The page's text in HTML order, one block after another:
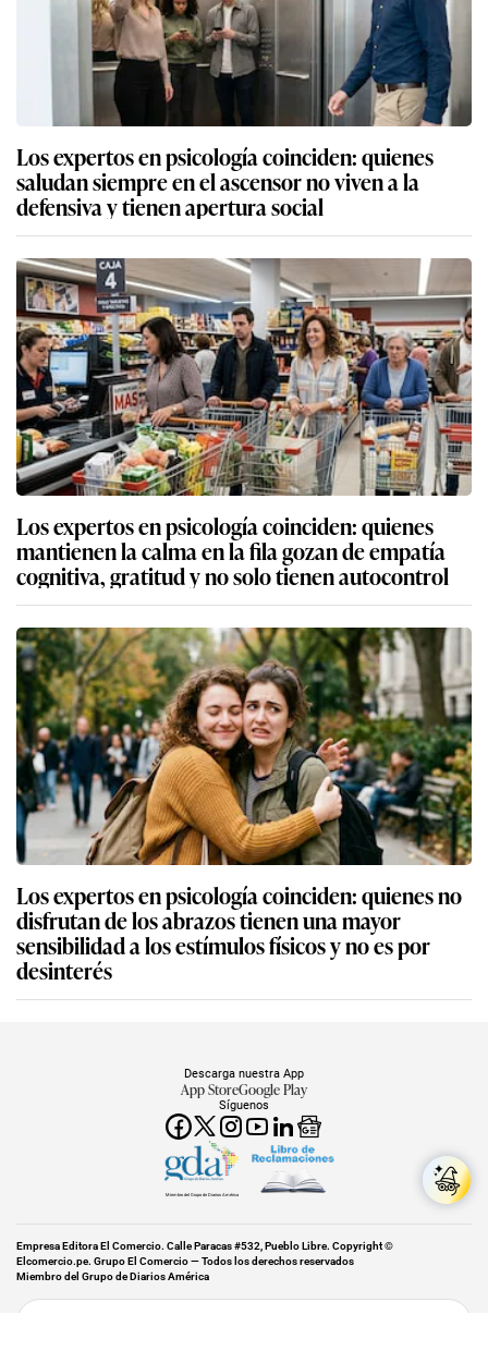
Los expertos en psicología coinciden: quienes
saludan siempre en el ascensor no viven a la
defensiva y tienen apertura social
Los expertos en psicología coinciden: quienes
mantienen la calma en la fila gozan de empatía
cognitiva, gratitud y no solo tienen autocontrol
Los expertos en psicología coinciden: quienes no
disfrutan de los abrazos tienen una mayor
sensibilidad a los estímulos físicos y no es por
desinterés
Síguenos
Descarga nuestra App
App StoreGoogle Play
Miembro del Grupo de Diarios América
Empresa Editora El Comercio. Calle Paracas #532, Pueblo Libre. Copyright ©
Elcomercio.pe. Grupo El Comercio — Todos los derechos reservados
Miembro del Grupo de Diarios América